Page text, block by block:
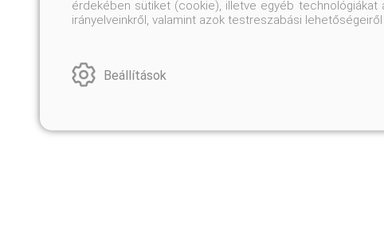
érdekében sütiket (cookie), illetve egyéb technológiákat
irányelveinkről, valamint azok testreszabási
Beállítások